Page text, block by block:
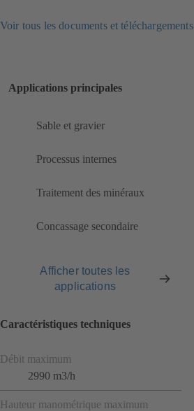
Voir tous les documents et téléchargements
Applications principales
Sable et gravier
Processus internes
Traitement des minéraux
Concassage secondaire
Afficher toutes les
applications
Caractéristiques techniques
Débit maximum
2990 m3/h
Hauteur manométrique maximum